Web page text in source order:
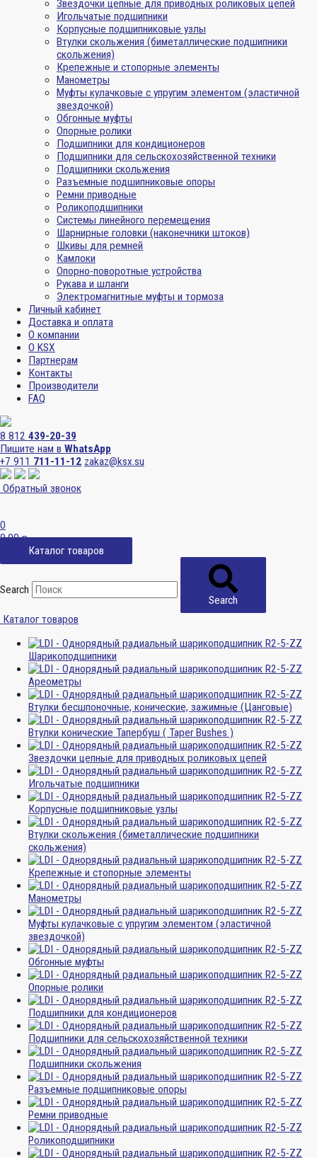
Звездочки цепные для приводных роликовых цепей
Игольчатые подшипники
Корпусные подшипниковые узлы
Втулки скольжения (биметаллические подшипники
скольжения)
Крепежные и стопорные элементы
Манометры
Муфты кулачковые с упругим элементом (эластичной
звездочкой)
Обгонные муфты
Опорные ролики
Подшипники для кондиционеров
Подшипники для сельскохозяйственной техники
Подшипники скольжения
Разъемные подшипниковые опоры
Ремни приводные
Роликоподшипники
Системы линейного перемещения
Шарнирные головки (наконечники штоков)
Шкивы для ремней
Камлоки
Опорно-поворотные устройства
Рукава и шланги
Электромагнитные муфты и тормоза
Личный кабинет
Доставка и оплата
О компании
О KSX
Партнерам
Контакты
Производители
FAQ
8 812 439-20-39
Пишите нам в WhatsApp
+7 911 711-11-12 zakaz@ksx.su
Обратный звонок
0
0,00р.
Каталог товаров
Search
Search
Каталог товаров
Шарикоподшипники
Ареометры
Втулки бесшпоночные, конические, зажимные (Цанговые)
Втулки конические Тапербуш ( Taper Bushes )
Звездочки цепные для приводных роликовых цепей
Игольчатые подшипники
Корпусные подшипниковые узлы
Втулки скольжения (биметаллические подшипники
скольжения)
Крепежные и стопорные элементы
Манометры
Муфты кулачковые с упругим элементом (эластичной
звездочкой)
Обгонные муфты
Опорные ролики
Подшипники для кондиционеров
Подшипники для сельскохозяйственной техники
Подшипники скольжения
Разъемные подшипниковые опоры
Ремни приводные
Роликоподшипники